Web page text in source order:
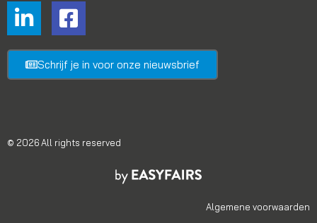
Schrijf je in voor onze nieuwsbrief
© 2026 All rights reserved
Algemene voorwaarden